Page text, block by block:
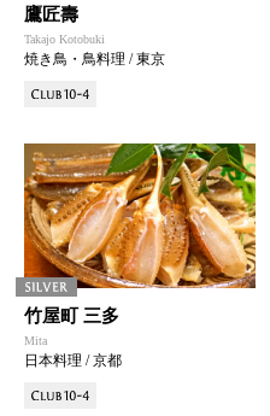
鷹匠壽
Takajo Kotobuki
焼き鳥・鳥料理 / 東京
竹屋町 三多
Mita
日本料理 / 京都